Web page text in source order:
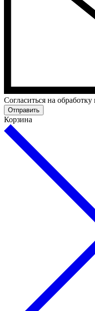
Cогласиться на
Отправить
Корзина